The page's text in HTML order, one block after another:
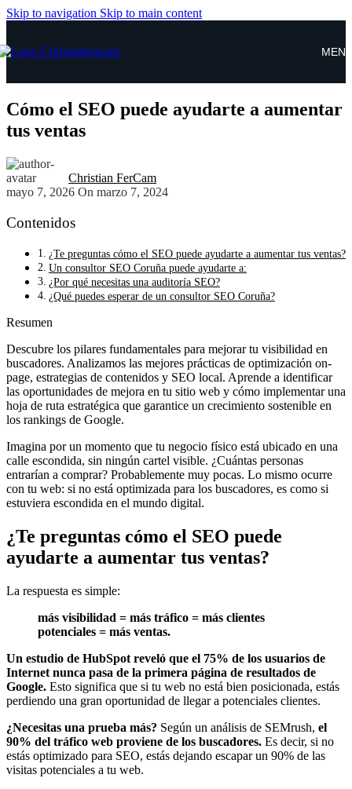
Skip to navigation Skip to main content
Cómo el SEO puede ayudarte a aumentar
tus ventas
Christian FerCam
mayo 7, 2026 On marzo 7, 2024
Contenidos
¿Te preguntas cómo el SEO puede ayudarte a aumentar tus ventas?
Un consultor SEO Coruña puede ayudarte a:
¿Por qué necesitas una auditoría SEO?
¿Qué puedes esperar de un consultor SEO Coruña?
Resumen
Descubre los pilares fundamentales para mejorar tu visibilidad en
buscadores. Analizamos las mejores prácticas de optimización on-
page, estrategias de contenidos y SEO local. Aprende a identificar
las oportunidades de mejora en tu sitio web y cómo implementar una
hoja de ruta estratégica que garantice un crecimiento sostenible en
los rankings de Google.
Imagina por un momento que tu negocio físico está ubicado en una
calle escondida, sin ningún cartel visible. ¿Cuántas personas
entrarían a comprar? Probablemente muy pocas. Lo mismo ocurre
con tu web: si no está optimizada para los buscadores, es como si
estuviera escondida en el mundo digital.
¿Te preguntas cómo el SEO puede
ayudarte a aumentar tus ventas?
La respuesta es simple:
más visibilidad = más tráfico = más clientes
potenciales = más ventas.
Un estudio de HubSpot reveló que el 75% de los usuarios de
Internet nunca pasa de la primera página de resultados de
Google. Esto significa que si tu web no está bien posicionada, estás
perdiendo una gran oportunidad de llegar a potenciales clientes.
¿Necesitas una prueba más? Según un análisis de SEMrush, el
90% del tráfico web proviene de los buscadores. Es decir, si no
estás optimizado para SEO, estás dejando escapar un 90% de las
visitas potenciales a tu web.